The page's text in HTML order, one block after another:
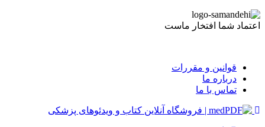
اعتماد شما افتخار ماست
قوانین و مقررات
درباره ما
تماس با ما